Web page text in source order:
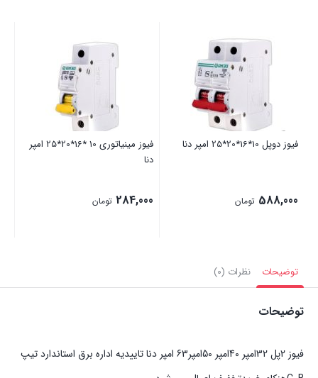
فیوز دوپل 10*16*20*25 امپر دنا
588,000 تومان
فیوز مینیاتوری 10 *16*20*25 امپر
دنا
284,000 تومان
توضیحات نظرات (0)
توضیحات
فیوز 2پل 32امپر 40امپر 50امپر63 امپر دنا تاییدیه اداره برق استاندارد تیپ